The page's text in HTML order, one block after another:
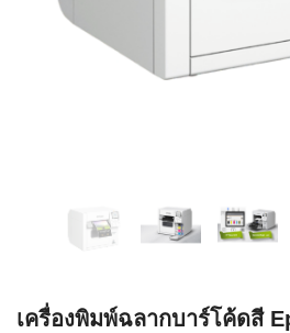
เครื่องพิมพ์ฉลากบาร์โค้ดสี